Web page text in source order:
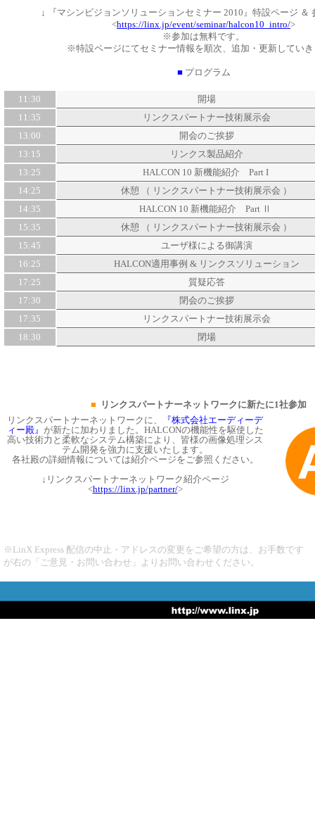
↓ 『マシンビジョンソリューションセミナー 2010』特設ページ ＆
<https://linx.jp/event/seminar/halcon10_intro/>
※参加は無料です。
※特設ページにてセミナー情報を順次、追加・更新してい
■ プログラム
11:30
開場
11:35
リンクスパートナー技術展示会
13:00
開会のご挨拶
13:15
リンクス製品紹介
13:25
HALCON 10 新機能紹介 Part I
14:25
休憩 （ リンクスパートナー技術展示会 ）
14:35
HALCON 10 新機能紹介 Part Ⅱ
15:35
休憩 （ リンクスパートナー技術展示会 ）
15:45
ユーザ様による御講演
16:25
HALCON適用事例 & リンクスソリューション
17:25
質疑応答
17:30
閉会のご挨拶
17:35
リンクスパートナー技術展示会
18:30
閉場
■
リンクスパートナーネットワークに新たに1社参加
リンクスパートナーネットワークに、
『株式会社エーディーデ
ィー殿』 が新たに加わりました。HALCONの機能性を駆使した
高い技術力と柔軟なシステム構築により、皆様の画像処理シス
テム開発を強力に支援いたします。
各社殿の詳細情報については紹介ページをご参照ください。
↓リンクスパートナーネットワーク紹介ページ
<https://linx.jp/partner/>
※LinX Express 配信の中止・アドレスの変更をご希望の方は、お手数です
が右の「ご意見・お問い合わせ」よりお問い合わせください。